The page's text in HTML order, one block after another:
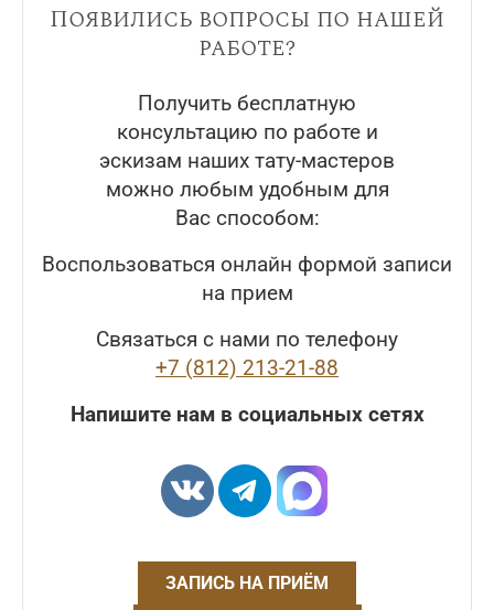
Появились вопросы по нашей
работе?
Получить бесплатную
консультацию по работе и
эскизам наших тату-мастеров
можно любым удобным для
Вас способом:
Воспользоваться онлайн формой записи
на прием
Связаться с нами по телефону
+7 (812) 213-21-88
Напишите нам в социальных сетях
ЗАПИСЬ НА ПРИЁМ